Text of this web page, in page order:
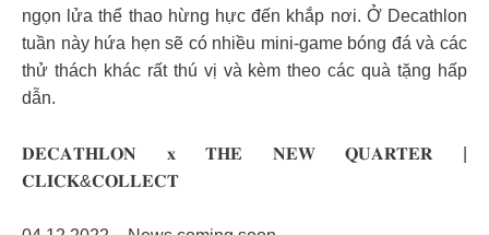
ngọn lửa thể thao hừng hực đến khắp nơi. Ở Decathlon
tuần này hứa hẹn sẽ có nhiều mini-game bóng đá và các
thử thách khác rất thú vị và kèm theo các quà tặng hấp
dẫn.
𝐃𝐄𝐂𝐀𝐓𝐇𝐋𝐎𝐍 𝐱 𝐓𝐇𝐄 𝐍𝐄𝐖 𝐐𝐔𝐀𝐑𝐓𝐄𝐑 |
𝐂𝐋𝐈𝐂𝐊&𝐂𝐎𝐋𝐋𝐄𝐂𝐓